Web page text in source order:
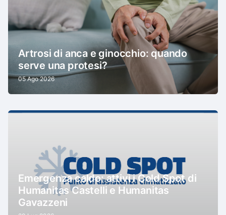
Artrosi di anca e ginocchio: quando
serve una protesi?
05 Ago 2026
Emergenza caldo: attivi i Cold Spot di
Humanitas Castelli e Humanitas
Gavazzeni